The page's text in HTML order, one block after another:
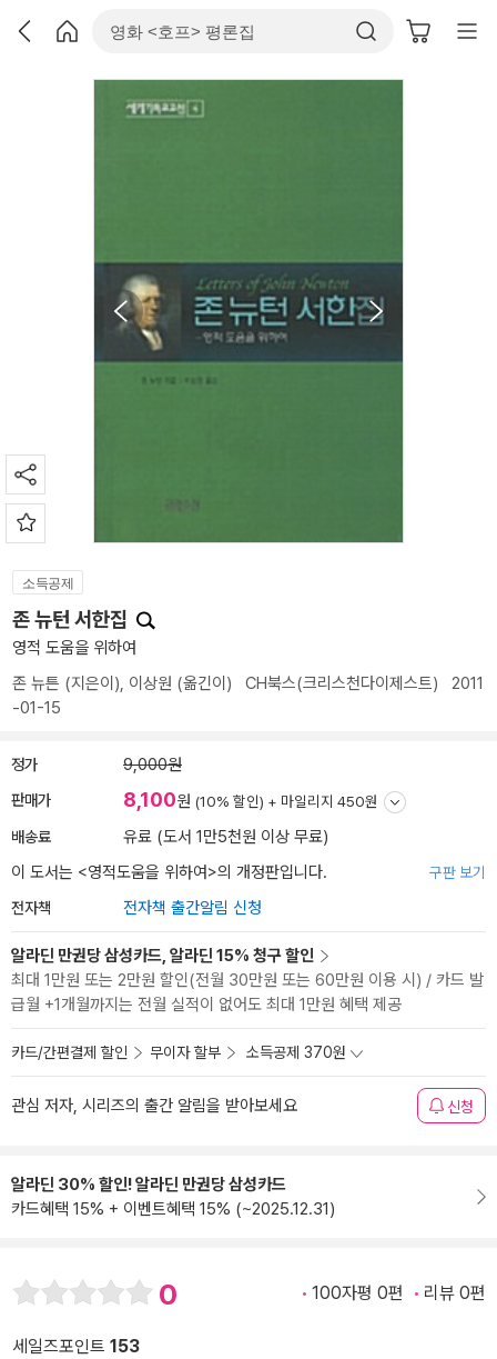
소득공제
존 뉴턴 서한집
영적 도움을 위하여
존 뉴튼 (지은이), 이상원 (옮긴이) CH북스(크리스천다이제스트) 2011
-01-15
정가 9,000원
판매가 8,100원 (10% 할인) + 마일리지 450원
배송료
유료 (도서 1만5천원 이상 무료)
이 도서는 <영적도움을 위하여>의 개정판입니다. 구판 보기
전자책 전자책 출간알림 신청
알라딘 만권당 삼성카드, 알라딘 15% 청구 할인
최대 1만원 또는 2만원 할인(전월 30만원 또는 60만원 이용 시) / 카드 발
급월 +1개월까지는 전월 실적이 없어도 최대 1만원 혜택 제공
카드/간편결제 할인 무이자 할부 소득공제 370원
관심 저자, 시리즈의 출간 알림을 받아보세요 신청
알라딘 30% 할인! 알라딘 만권당 삼성카드
카드혜택 15% + 이벤트혜택 15% (~2025.12.31)
0 100자평 0편 리뷰 0편
세일즈포인트 153